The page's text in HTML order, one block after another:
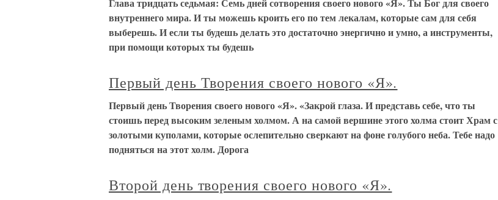
внутреннего мира. И ты можешь кроить его по тем лекалам, которые сам для себя
выберешь. И если ты будешь делать это достаточно энергично и умно, а инструменты,
при помощи которых ты будешь
Первый день Творения своего нового «Я».
Первый день Творения своего нового «Я». «Закрой глаза. И представь себе, что ты
стоишь перед высоким зеленым холмом. А на самой вершине этого холма стоит Храм с
золотыми куполами, которые ослепительно сверкают на фоне голубого неба. Тебе надо
подняться на этот холм. Дорога
Второй день творения своего нового «Я».